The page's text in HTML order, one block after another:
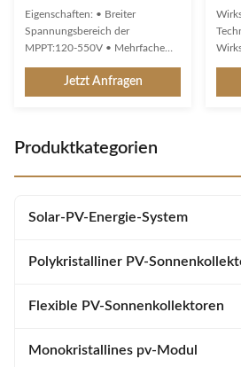
Hochfrequenz PH1000 PRO
Eigenschaften: • Breiter
Spannungsbereich der
MPPT:120-550V • Mehrfache
Off-Grid und Netzgebunden mit
Backup • Unterstützung von
Exportsteuerung CT-
Jetzt Anfragen
für
Produktkategorien
Solar-PV-Energie-System
Polykristalliner PV-
Flexible PV-Sonnenkollektoren
Monokristallines pv-Modul